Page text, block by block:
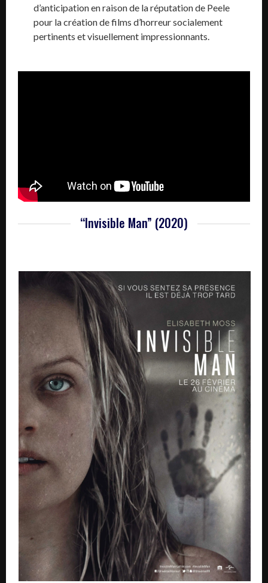
d’anticipation en raison de la réputation de Peele
pour la création de films d’horreur socialement
pertinents et visuellement impressionnants.
“Invisible Man” (2020)